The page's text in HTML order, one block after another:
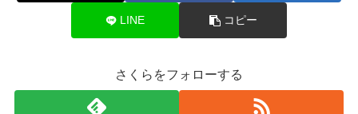
LINE コピー
さくらをフォローする